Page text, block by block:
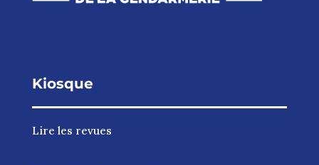
Kiosque
Lire les revues